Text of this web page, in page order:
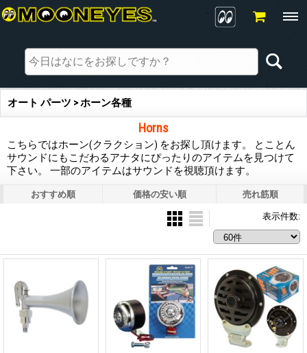
オート パーツ > ホーン各種
Horns
こちらではホーン(クラクション) をお探し頂けます。 とことん
サウンドにもこだわるアナタにぴったりのアイテムを見つけて
下さい。 一部のアイテムはサウンドを視聴頂けます。
おすすめ順 価格の安い順 売れ筋順
表示件数: